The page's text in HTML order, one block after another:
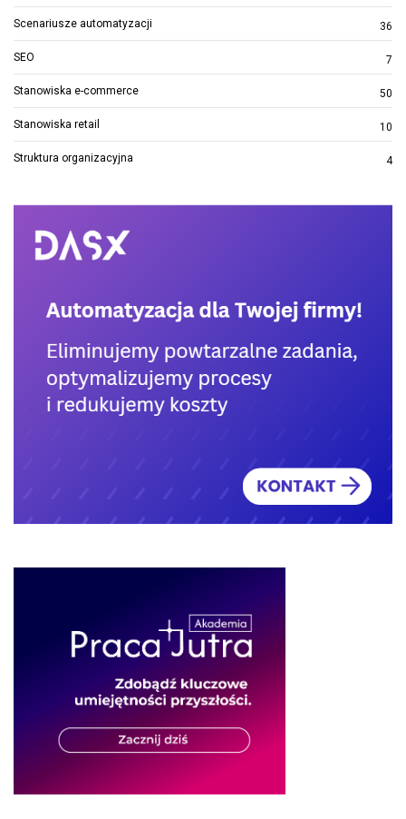
Scenariusze automatyzacji 36
SEO 7
Stanowiska e-commerce 50
Stanowiska retail 10
Struktura organizacyjna 4